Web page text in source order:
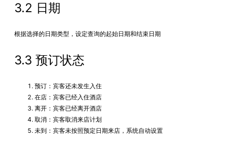
3.2 日期
根据选择的日期类型，设定查询的起始日期和结束日期
3.3 预订状态
预订：宾客还未发生入住
在店：宾客已经入住酒店
离开：宾客已经离开酒店
取消：宾客取消来店计划
未到：宾客未按照预定日期来店，系统自动设置